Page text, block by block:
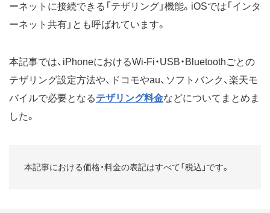
ーネットに接続できる「テザリング」機能。iOSでは「インタ
ーネット共有」とも呼ばれています。
本記事では、iPhoneにおけるWi-Fi・USB・Bluetoothごとの
テザリング設定方法や、ドコモやau、ソフトバンク、楽天モ
バイルで必要となるテザリング料金などについてまとめま
した。
本記事における価格・料金の表記はすべて「税込」です。